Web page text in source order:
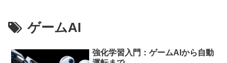
ゲームAI
強化学習入門：ゲームAIから自動